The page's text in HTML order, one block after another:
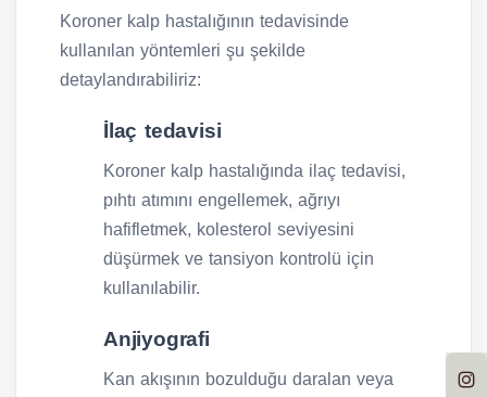
Koroner kalp hastalığının tedavisinde
kullanılan yöntemleri şu şekilde
detaylandırabiliriz:
İlaç tedavisi
Koroner kalp hastalığında ilaç tedavisi,
pıhtı atımını engellemek, ağrıyı
hafifletmek, kolesterol seviyesini
düşürmek ve tansiyon kontrolü için
kullanılabilir.
Anjiyografi
Kan akışının bozulduğu daralan veya